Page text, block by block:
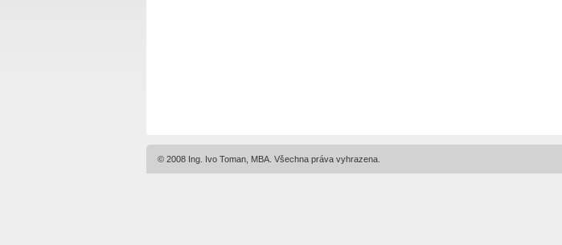
© 2008 Ing. Ivo Toman, MBA. Všechna práva vyhrazena.